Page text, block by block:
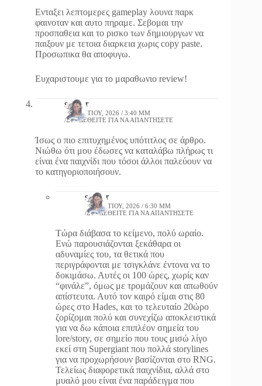
Ενταξει λεπτομερες gameplay λουνα παρκ
φαινοταν και αυτο πηραμε. Σεβομαι την
προσπαθεια και το ρισκο των δημιουργων να
παιξουν με τετοια διαρκεια χωρις copy paste.
Προσωπικα θα αποφυγω.
Ευχαριστουμε για το μαραθωνιο review!
spahar
19 ΜΑΡΤΊΟΥ, 2026 / 3:40 ΜΜ
ΣΥΝΔΕΘΕΊΤΕ ΓΙΑ ΝΑ ΑΠΑΝΤΉΣΕΤΕ
Ίσως ο πιο επιτυχημένος υπότιτλος σε άρθρο.
Νιώθω ότι μου έδωσες να καταλάβω πλήρως τι
είναι ένα παιχνίδι που τόσοι άλλοι παλεύουν να
το κατηγοριοποιήσουν.
spahar
19 ΜΑΡΤΊΟΥ, 2026 / 6:30 ΜΜ
ΣΥΝΔΕΘΕΊΤΕ ΓΙΑ ΝΑ ΑΠΑΝΤΉΣΕΤΕ
Τώρα διάβασα το κείμενο, πολύ ωραίο.
Ενώ παρουσιάζονται ξεκάθαρα οι
αδυναμίες του, τα θετικά που
περιγράφονται με τσιγκλάνε έντονα να το
δοκιμάσω. Αυτές οι 100 ώρες, χωρίς καν
“φινάλε”, όμως με τρομάζουν και απωθούν
απίστευτα. Αυτό τον καιρό είμαι στις 80
ώρες στο Hades, και το τελευταίο 20ώρο
ζορίζομαι πολύ και συνεχίζω αποκλειστικά
για να δω κάποια επιπλέον σημεία του
lore/story, σε σημείο που τους μισώ λίγο
εκεί στη Supergiant που πολλά storylines
για να προχωρήσουν βασίζονται στο RNG.
Τελείως διαφορετικά παιχνίδια, αλλά στο
μυαλό μου είναι ένα παράδειγμα που